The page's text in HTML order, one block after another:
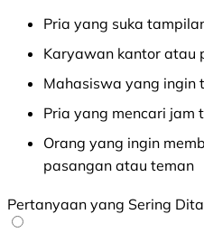
Pria yang suka
Karyawan kantor atau
Mahasiswa yang ingin
Pria yang mencari jam
Orang yang ingin
pasangan atau teman
Pertanyaan yang Sering